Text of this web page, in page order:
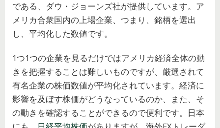
である、ダウ・ジョーンズ社が提供しています。ア
メリカ合衆国内の上場企業、つまり、銘柄を選出
し、平均化した数値です。
1つ1つの企業を見るだけではアメリカ経済全体の動
きを把握することは難しいものですが、厳選されて
有名企業の株価数値が平均化されています。経済に
影響を及ぼす株価がどうなっているのか、また、そ
の動きを確認することができるので便利です。日本